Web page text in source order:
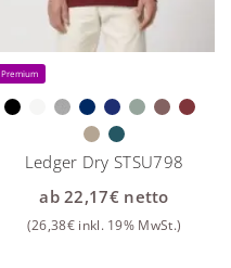
Premium
Ledger Dry STSU798
ab22,17€netto
(26,38€ inkl. 19% MwSt.)